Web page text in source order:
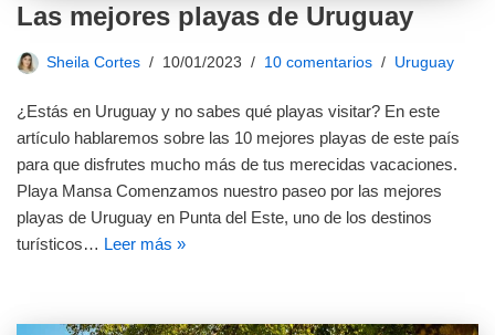
Las mejores playas de Uruguay
Sheila Cortes 10/01/2023 10 comentarios Uruguay
¿Estás en Uruguay y no sabes qué playas visitar? En este
artículo hablaremos sobre las 10 mejores playas de este país
para que disfrutes mucho más de tus merecidas vacaciones.
Playa Mansa Comenzamos nuestro paseo por las mejores
playas de Uruguay en Punta del Este, uno de los destinos
turísticos… Leer más »